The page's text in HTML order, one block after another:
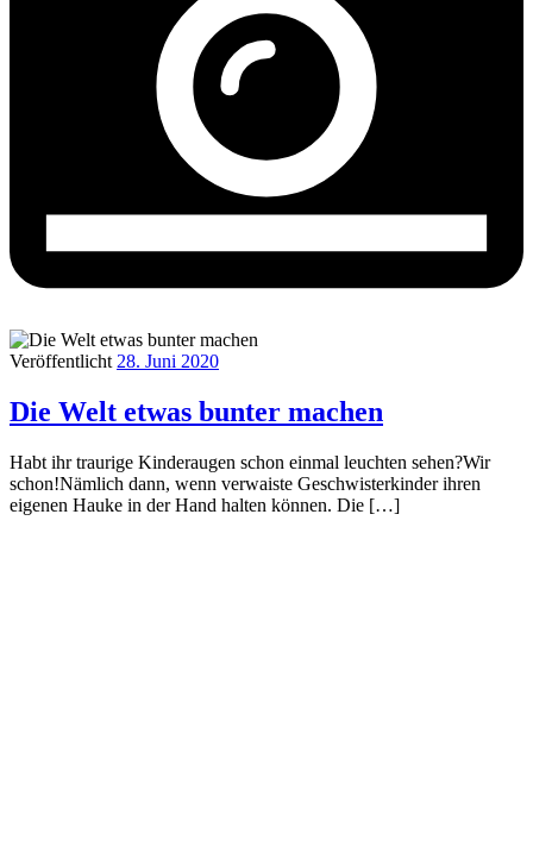
Veröffentlicht 28. Juni 2020
Die Welt etwas bunter machen
Habt ihr traurige Kinderaugen schon einmal leuchten sehen?Wir
schon!Nämlich dann, wenn verwaiste Geschwisterkinder ihren
eigenen Hauke in der Hand halten können. Die […]